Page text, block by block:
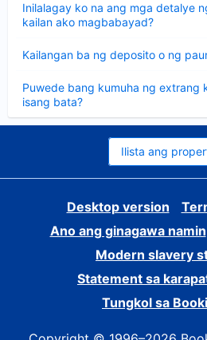
Inilalagay ko na ang mga detalye
kailan ako magbabayad?
ang
sagot
Kailangan ba ng deposito o ng
ang
Puwede bang kumuha ng extrang
isang bata?
ang
sagot
Ilista ang
Desktop version
Ano ang ginagawa namin
Modern slavery
Statement sa
Tungkol sa